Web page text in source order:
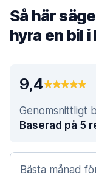
Så här
hyra en bil i
9,4
Genomsnittligt
Baserad på 5
Bästa månad